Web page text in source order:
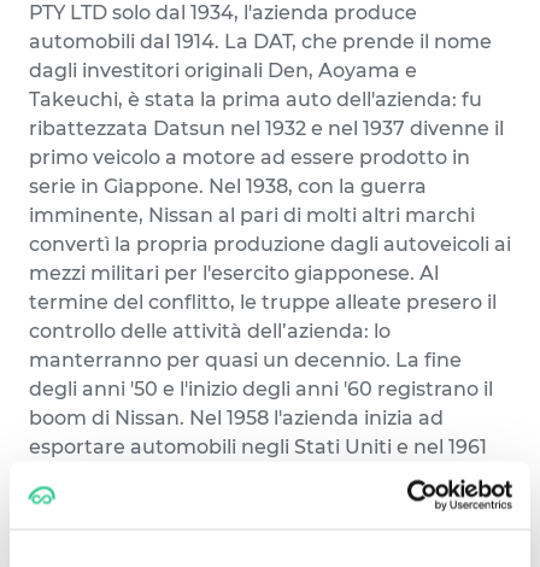
PTY LTD solo dal 1934, l'azienda produce
automobili dal 1914. La DAT, che prende il nome
dagli investitori originali Den, Aoyama e
Takeuchi, è stata la prima auto dell'azienda: fu
ribattezzata Datsun nel 1932 e nel 1937 divenne il
primo veicolo a motore ad essere prodotto in
serie in Giappone. Nel 1938, con la guerra
imminente, Nissan al pari di molti altri marchi
convertì la propria produzione dagli autoveicoli ai
mezzi militari per l'esercito giapponese. Al
termine del conflitto, le truppe alleate presero il
controllo delle attività dell’azienda: lo
manterranno per quasi un decennio. La fine
degli anni '50 e l'inizio degli anni '60 registrano il
boom di Nissan. Nel 1958 l'azienda inizia ad
esportare automobili negli Stati Uniti e nel 1961
avvia la produzione in Messico per servire il
mercato americano. Nel 1962, invece, cominciano